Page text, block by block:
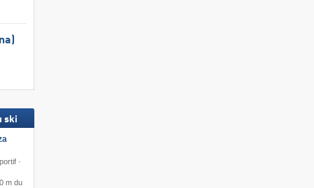
ski
·
m du